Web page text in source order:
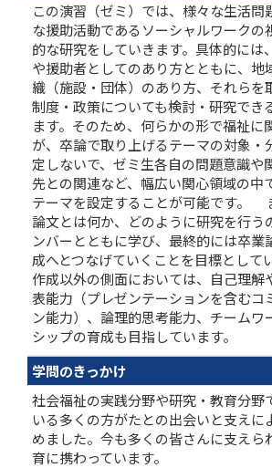
この演習（ゼミ）では、様々な生活問
な援助活動であるソーシャルワークの
的な研究をしていきます。具体的には
や援助者としてのあり方とともに、地
織（施設・団体）のあり方、それらを
制度・政策についても検討・研究でき
ます。そのため、何らかの形で福祉に
が、卒論で取り上げるテーマの対象・
定しないで、ゼミ生各自の問題意識や
先との関連など、幅広い関心領域の中
テーマを設定することが可能です。
論文とは何か、どのように研究を行う
ンバーとともに学び、最終的には卒業
成へとつなげていくことを目標として
作成以外の側面においては、自己理解
表能力（プレゼンテーションを含むコ
ン能力）、論理的思考能力、チームワ
シップの育成も目指しています。
学問のきっかけ
社会福祉の実践分野や研究・教育分野
いる多くの方がたとの出会いと支えに
めました。今も多くの皆さんに支えら
育に携わっています。